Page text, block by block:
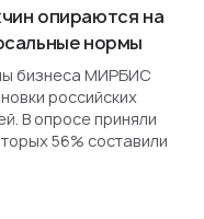
опираются на
нормы
бизнеса МИРБИС
российских
В опросе приняли
56% составили